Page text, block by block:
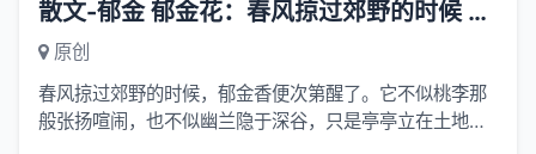
散文-郁金 郁金花：春风掠过郊野的时候 郁金香便次第醒了
原创
春风掠过郊野的时候，郁金香便次第醒了。它不似桃李那
般张扬喧闹，也不似幽兰隐于深谷，只是亭亭立在土地之